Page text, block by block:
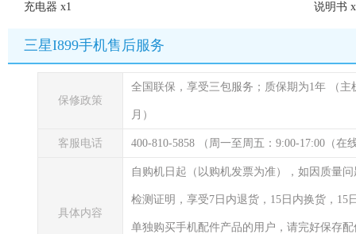
充电器 x1
说明书
三星I899手机售后服务
保修政策
全国联保，享受三包服务；质保期为1年 （
月）
客服电话 400-810-5858 （周一至周五：9:00-17:00（在
具体内容
自购机日起（以购机发票为准），如因质量
检测证明，享受7日内退货，15日内换货，
单独购买手机配件产品的用户，请完好保存